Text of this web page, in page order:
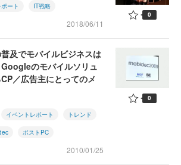
ート IT戦略
2018/06/11
0
普及でモバイルビジネスは
のモバイルソリュ
／広告主にとってのメ
イベントレポート トレンド
ポストPC
2010/01/25
0